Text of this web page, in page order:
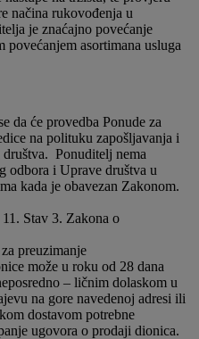
načina rukovođenja u
je znaćajno povećanje
asortimana usluga
da će provedba Ponude za
na polituku zapošljavanja i
Ponuditelj nema
odbora i Uprave društva u
kada je obavezan Zakonom.
Stav 3. Zakona o
preuzimanje
može u roku od 28 dana
– ličnim dolaskom u
na gore navedenoj adresi ili
dostavom potrebne
ugovora o prodaji dionica.